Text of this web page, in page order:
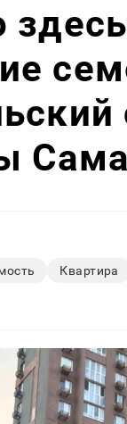
Квартира